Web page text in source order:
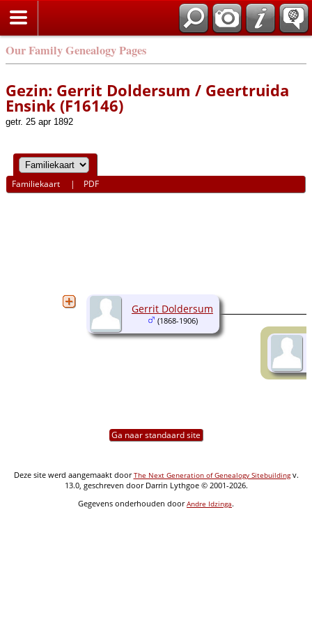
Our Family Genealogy Pages
Gezin: Gerrit Doldersum / Geertruida
Ensink (F16146)
getr. 25 apr 1892
Familiekaart | PDF
Gerrit Doldersum
(1868-1906)
Ga naar standaard site
Deze site werd aangemaakt doorThe Next Generation of Genealogy Sitebuildingv.
13.0, geschreven door Darrin Lythgoe © 2001-2026.
Gegevens onderhouden doorAndre Idzinga.